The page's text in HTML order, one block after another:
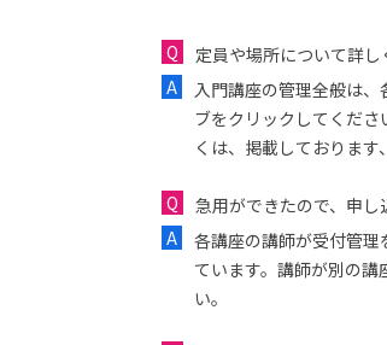
定員や場所について詳
入門講座の管理全般は
ブをクリックしてくだ
くは、掲載しておりま
急用ができたので、申
各講座の講師が受付管
ています。講師が別の
い。